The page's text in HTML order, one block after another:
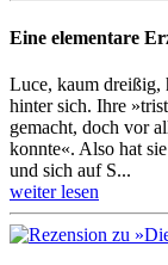
Eine elementare
Luce, kaum dreißig,
hinter sich. Ihre
gemacht, doch vor
konn­te«. Also hat
und sich auf S...
weiter lesen